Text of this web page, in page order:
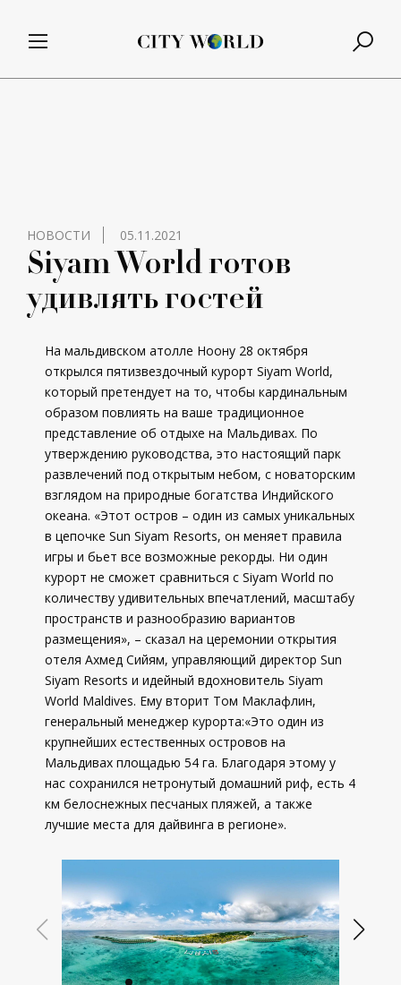
НОВОСТИ 05.11.2021
Siyam World готов
удивлять гостей
На мальдивском атолле Ноону 28 октября
открылся пятизвездочный курорт Siyam World,
который претендует на то, чтобы кардинальным
образом повлиять на ваше традиционное
представление об отдыхе на Мальдивах. По
утверждению руководства, это настоящий парк
развлечений под открытым небом, с новаторским
взглядом на природные богатства Индийского
океана. «Этот остров – один из самых уникальных
в цепочке Sun Siyam Resorts, он меняет правила
игры и бьет все возможные рекорды. Ни один
курорт не сможет сравниться с Siyam World по
количеству удивительных впечатлений, масштабу
пространств и разнообразию вариантов
размещения», – сказал на церемонии открытия
отеля Ахмед Сийям, управляющий директор Sun
Siyam Resorts и идейный вдохновитель Siyam
World Maldives. Ему вторит Том Маклафлин,
генеральный менеджер курорта:«Это один из
крупнейших естественных островов на
Мальдивах площадью 54 га. Благодаря этому у
нас сохранился нетронутый домашний риф, есть 4
км белоснежных песчаных пляжей, а также
лучшие места для дайвинга в регионе».